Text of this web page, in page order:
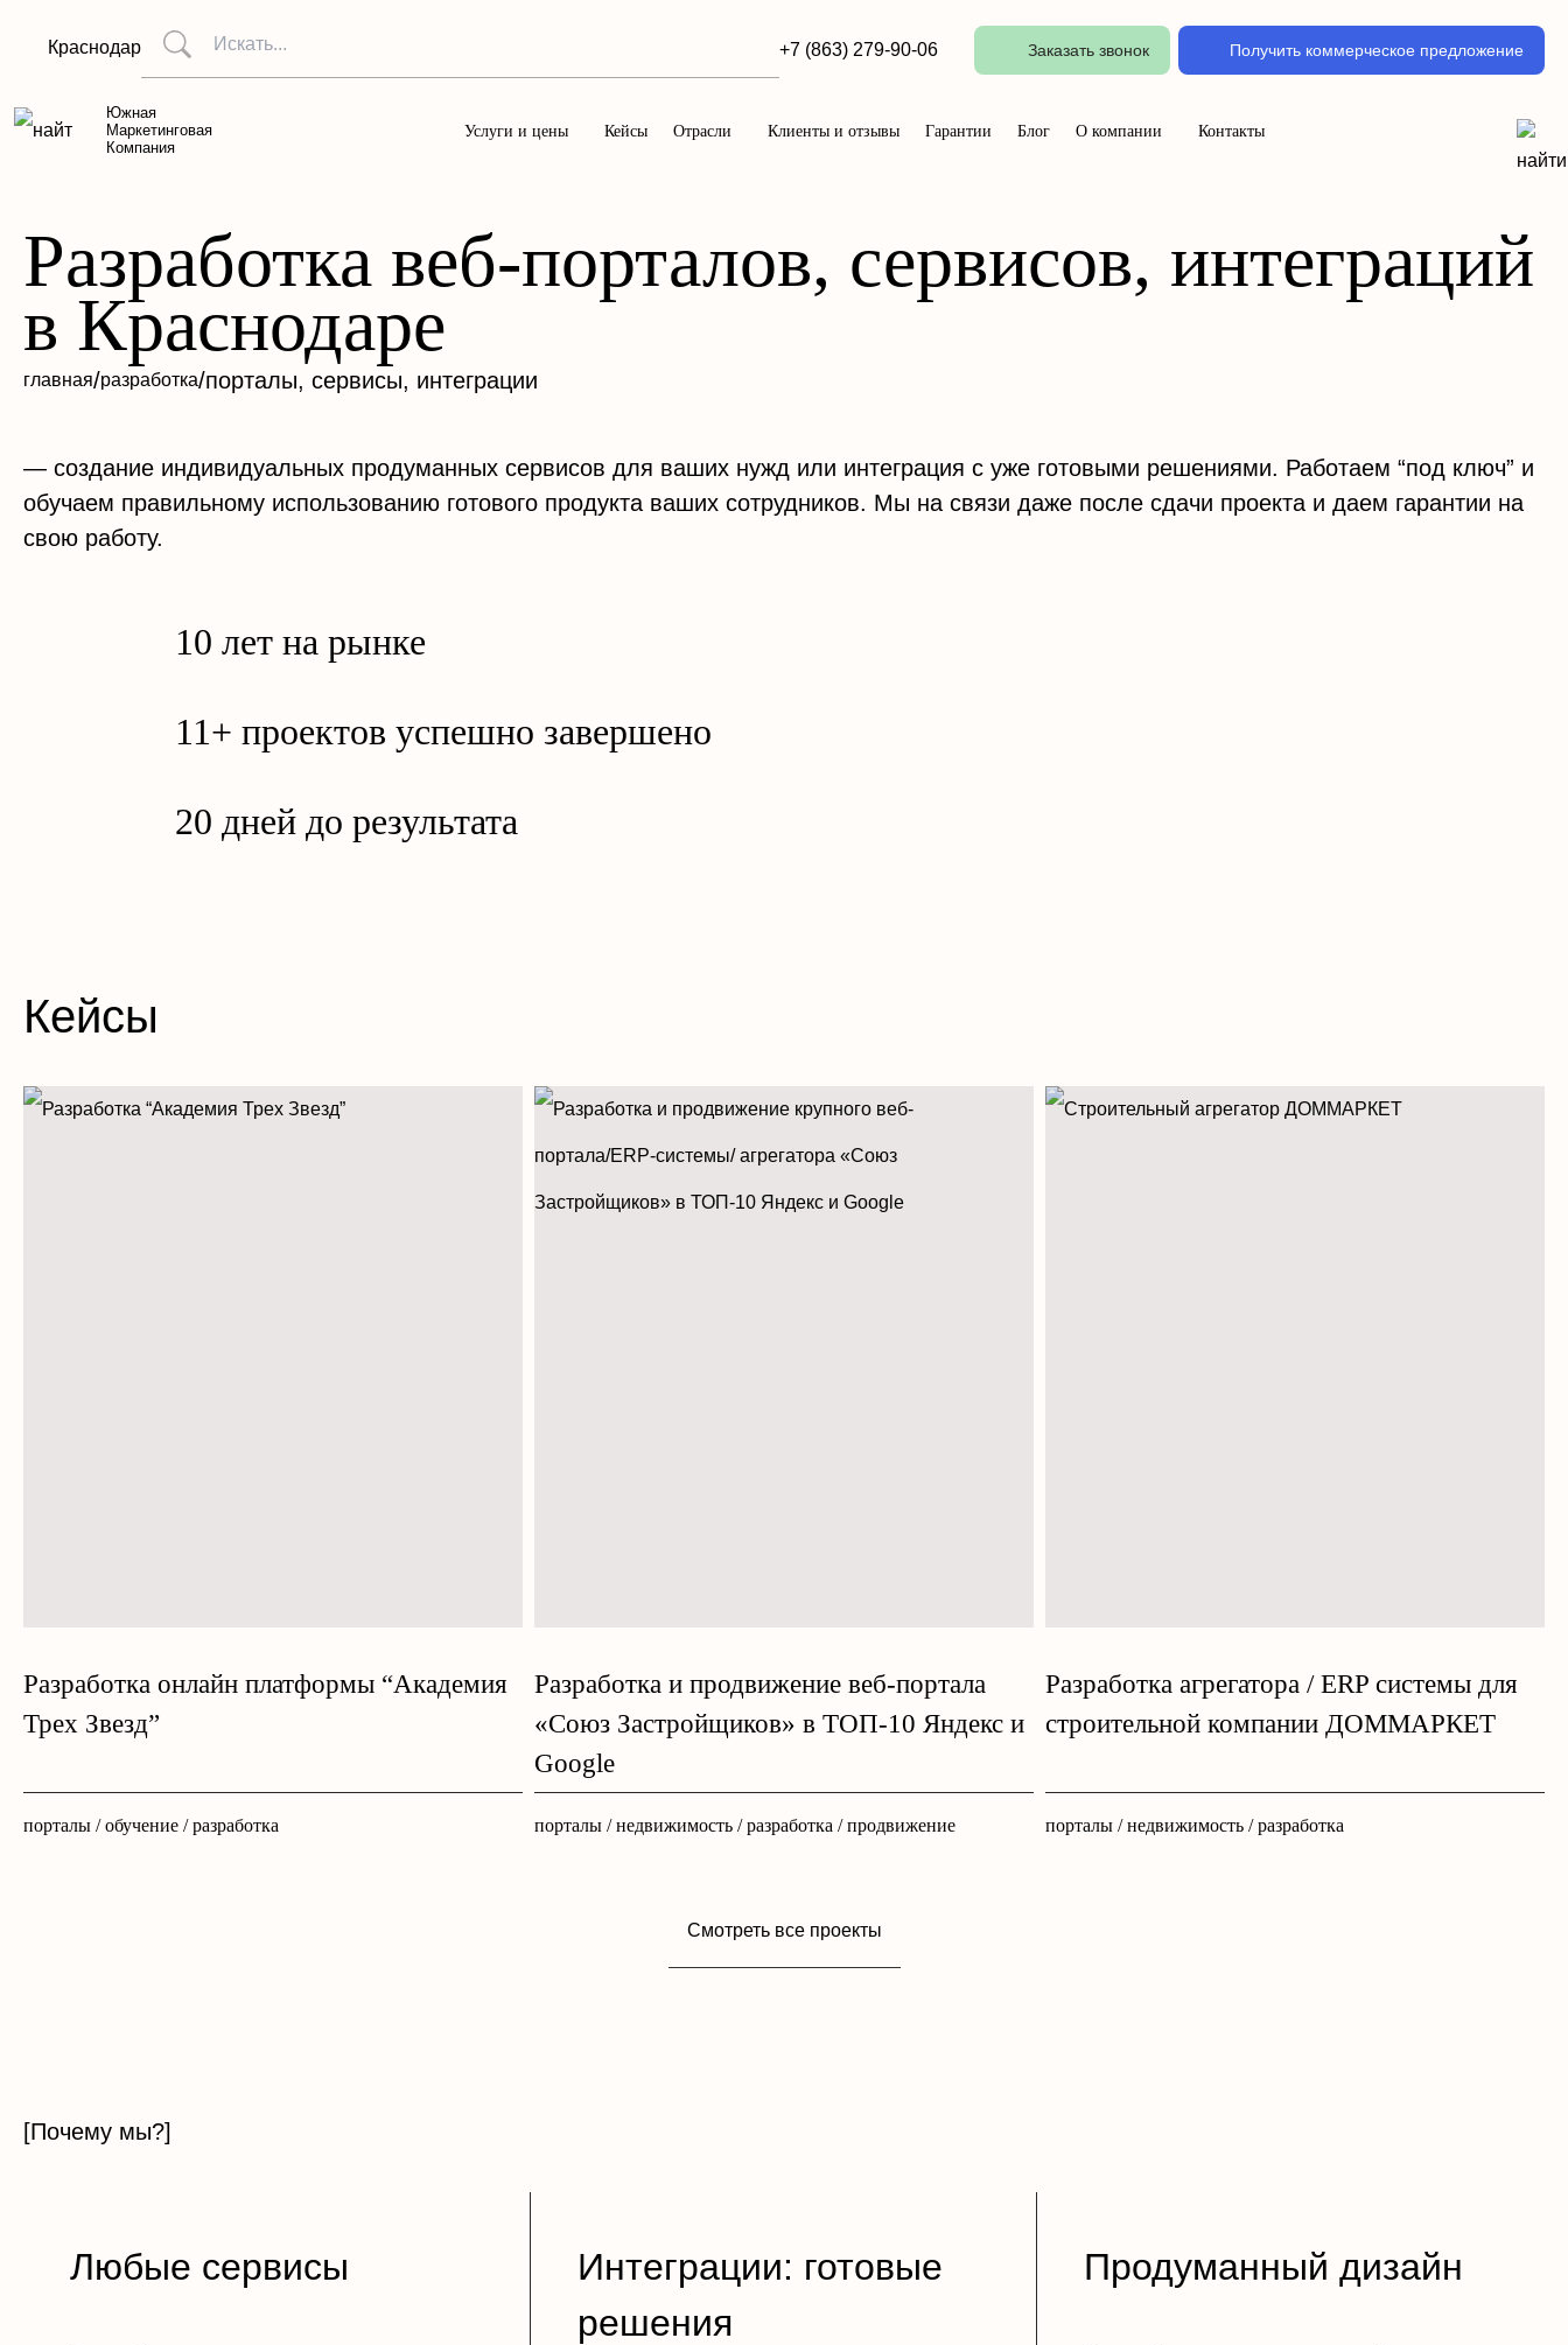
Краснодар +7 (863) 279-90-06 Заказать звонок Получить коммерческое предложение
Южная
Маркетинговая
Компания
Услуги и цены Кейсы Отрасли Клиенты и отзывы Гарантии Блог О компании Контакты
Разработка веб-порталов, сервисов, интеграций
в Краснодаре
главная/разработка/порталы, сервисы, интеграции
— создание индивидуальных продуманных сервисов для ваших нужд или интеграция с уже готовыми решениями. Работаем “под ключ” и
обучаем правильному использованию готового продукта ваших сотрудников. Мы на связи даже после сдачи проекта и даем гарантии на
свою работу.
10 лет на рынке
11+ проектов успешно завершено
20 дней до результата
Кейсы
Разработка онлайн платформы “Академия
Трех Звезд”
порталы / обучение / разработка
Разработка и продвижение веб-портала
«Союз Застройщиков» в ТОП-10 Яндекс и
Google
порталы / недвижимость / разработка / продвижение
Разработка агрегатора / ERP системы для
строительной компании ДОММАРКЕТ
порталы / недвижимость / разработка
Смотреть все проекты
[Почему мы?]
Любые сервисы
Интеграции: готовые
решения
Продуманный дизайн